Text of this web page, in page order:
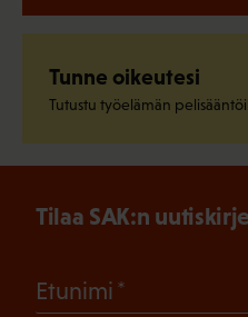
Tunne oikeutesi
Tutustu työelämän
Tilaa SAK:n uutiskirje
Etunimi